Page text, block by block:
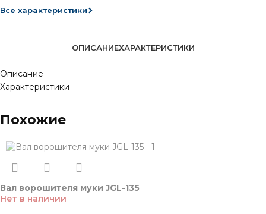
Все характеристики
ОПИСАНИЕХАРАКТЕРИСТИКИ
Описание
Характеристики
Похожие
Вал ворошителя муки JGL-135
Нет в наличии